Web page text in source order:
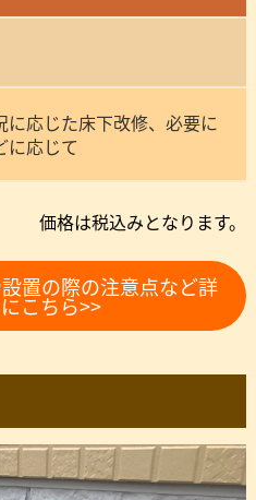
応じた床下改修、必要に
に応じて
価格は税込みとなります。
置の際の注意点など詳
こちら>>